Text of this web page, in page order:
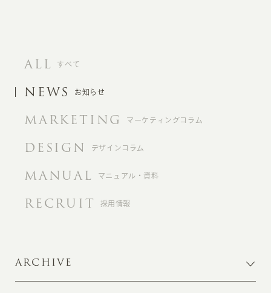
ALL すべて
NEWS お知らせ
MARKETING マーケティングコラム
DESIGN デザインコラム
MANUAL マニュアル・資料
RECRUIT 採用情報
ARCHIVE